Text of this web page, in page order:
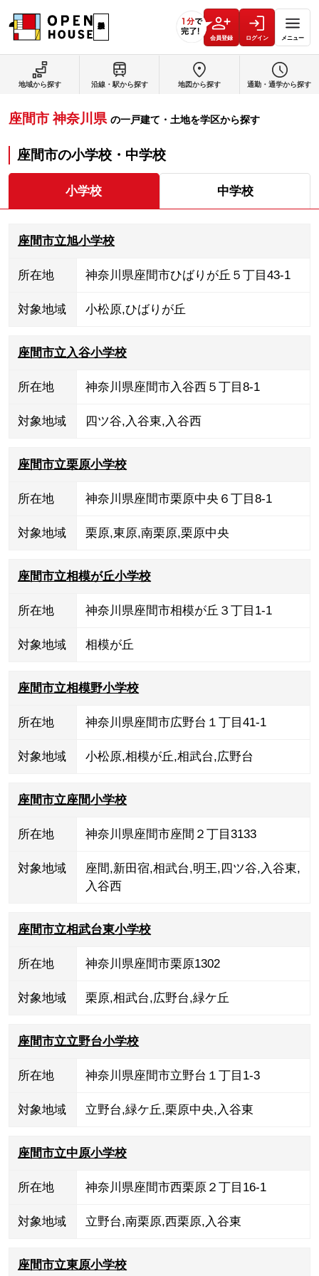
会員登録 ログイン メニュー
地域から探す 沿線・駅から探す 地図から探す 通勤・通学から探す
座間市神奈川県 の一戸建て・土地を学区から探す
座間市の小学校・中学校
小学校 中学校
座間市立旭小学校
所在地 神奈川県座間市ひばりが丘５丁目43-1
対象地域 小松原,ひばりが丘
座間市立入谷小学校
所在地 神奈川県座間市入谷西５丁目8-1
対象地域 四ツ谷,入谷東,入谷西
座間市立栗原小学校
所在地 神奈川県座間市栗原中央６丁目8-1
対象地域 栗原,東原,南栗原,栗原中央
座間市立相模が丘小学校
所在地 神奈川県座間市相模が丘３丁目1-1
対象地域 相模が丘
座間市立相模野小学校
所在地 神奈川県座間市広野台１丁目41-1
対象地域 小松原,相模が丘,相武台,広野台
座間市立座間小学校
所在地 神奈川県座間市座間２丁目3133
対象地域 座間,新田宿,相武台,明王,四ツ谷,入谷東,
入谷西
座間市立相武台東小学校
所在地 神奈川県座間市栗原1302
対象地域 栗原,相武台,広野台,緑ケ丘
座間市立立野台小学校
所在地 神奈川県座間市立野台１丁目1-3
対象地域 立野台,緑ケ丘,栗原中央,入谷東
座間市立中原小学校
所在地 神奈川県座間市西栗原２丁目16-1
対象地域 立野台,南栗原,西栗原, 入谷東
座間市立東原小学校